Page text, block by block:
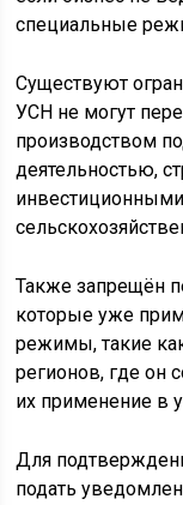
специальные
Существуют
УСН не могут
производством
деятельностью,
Также запрещён
которые уже
режимы, такие
регионов, где он
их применение в
Для
подать